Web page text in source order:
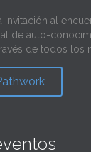
invitación al
de auto-
de todos los